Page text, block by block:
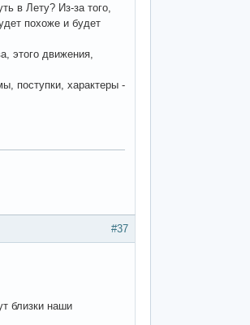
в Лету? Из-за того,
похоже и будет
этого движения,
поступки, характеры -
#37
близки наши